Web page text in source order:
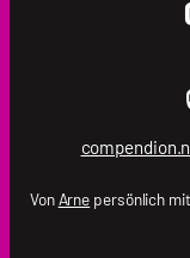
VonArne persönlich